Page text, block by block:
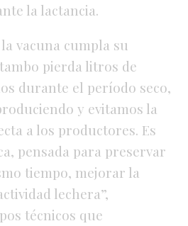
la lactancia.
vacuna cumpla su
pierda litros de
durante el período seco,
y evitamos la
a los productores. Es
pensada para preservar
tiempo, mejorar la
lechera”,
técnicos que